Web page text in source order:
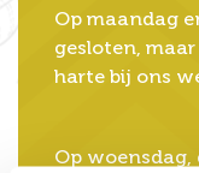
Op maandag
gesloten,
harte bij ons
Op